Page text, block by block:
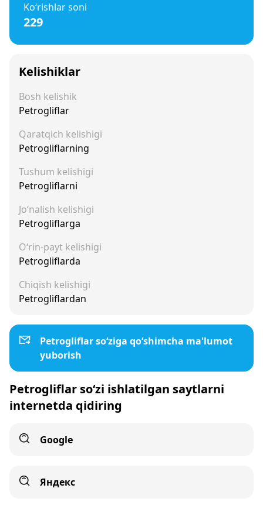
Ko‘rishlar soni
229
Kelishiklar
Bosh kelishik
Petrogliflar
Qaratqich kelishigi
Petrogliflarning
Tushum kelishigi
Petrogliflarni
Jo‘nalish kelishigi
Petrogliflarga
O‘rin-payt kelishigi
Petrogliflarda
Chiqish kelishigi
Petrogliflardan
Petrogliflar so‘ziga qo‘shimcha ma'lumot
yuborish
Petrogliflar so‘zi ishlatilgan saytlarni
internetda qidiring
Google
Яндекс